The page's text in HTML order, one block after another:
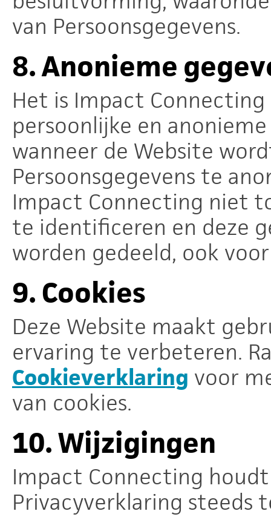
van Persoonsgegevens.
8.Anonieme
Het is Impact
persoonlijke en
wanneer de Website
Persoonsgegevens te
Impact Connecting niet
te identificeren en deze
worden gedeeld, ook
9.Cookies
Deze Website maakt
ervaring te verbeteren.
Cookieverklaring voor
van cookies.
10.Wijzigingen
Impact Connecting
Privacyverklaring steeds